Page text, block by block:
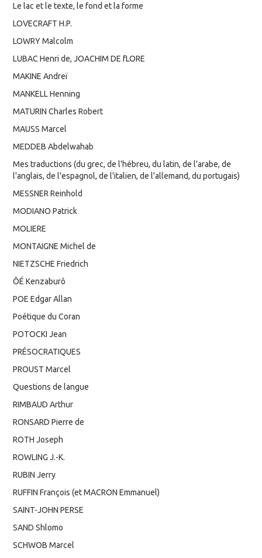
Le lac et le texte, le fond et la forme
LOVECRAFT H.P.
LOWRY Malcolm
LUBAC Henri de, JOACHIM DE fLORE
MAKINE Andreï
MANKELL Henning
MATURIN Charles Robert
MAUSS Marcel
MEDDEB Abdelwahab
Mes traductions (du grec, de l'hébreu, du latin, de l'arabe, de
l'anglais, de l'espagnol, de l'italien, de l'allemand, du portugais)
MESSNER Reinhold
MODIANO Patrick
MOLIERE
MONTAIGNE Michel de
NIETZSCHE Friedrich
ÔÉ Kenzaburô
POE Edgar Allan
Poétique du Coran
POTOCKI Jean
PRÉSOCRATIQUES
PROUST Marcel
Questions de langue
RIMBAUD Arthur
RONSARD Pierre de
ROTH Joseph
ROWLING J.-K.
RUBIN Jerry
RUFFIN François (et MACRON Emmanuel)
SAINT-JOHN PERSE
SAND Shlomo
SCHWOB Marcel